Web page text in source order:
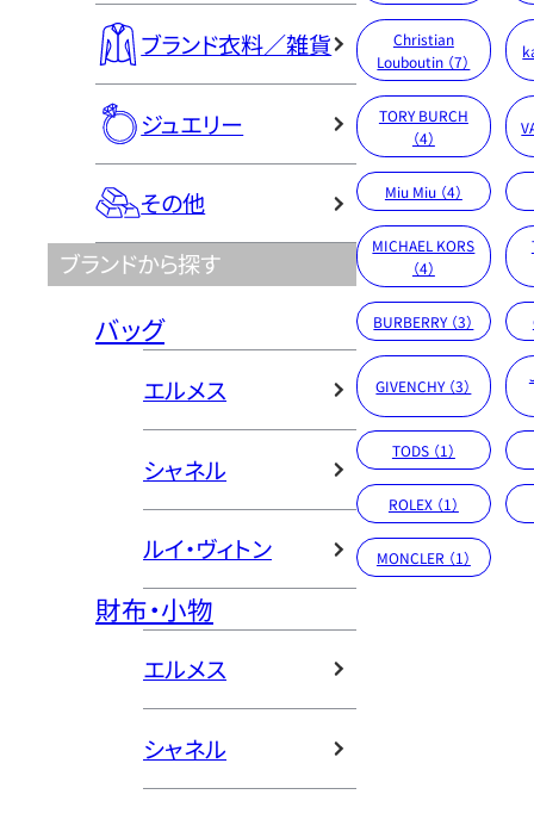
ブランド衣料／雑貨
ジュエリー
その他
ブランドから探す
バッグ
エルメス
シャネル
ルイ・ヴィトン
財布・小物
エルメス
シャネル
Christian
Louboutin （7）
TORY BURCH
（4）
Miu Miu （4）
MICHAEL KORS
（4）
BURBERRY （3）
GIVENCHY （3）
TODS （1）
ROLEX （1）
MONCLER （1）